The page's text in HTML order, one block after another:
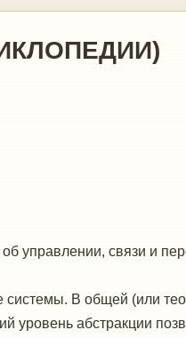
управлении, связи и
В общей (или
уровень абстракции